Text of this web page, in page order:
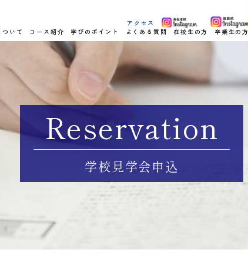
アクセス
ついて
コース紹介 学びのポイント よくある質問 在校生の方 卒業生の方
Reservation
学校見学会申込